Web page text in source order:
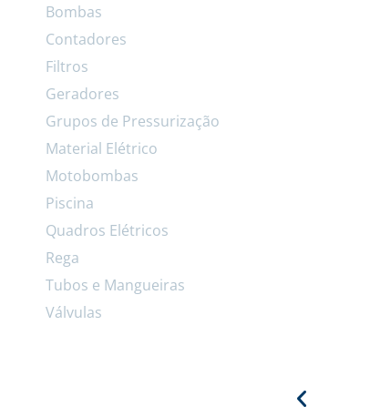
Bombas
Contadores
Filtros
Geradores
Grupos de Pressurização
Material Elétrico
Motobombas
Piscina
Quadros Elétricos
Rega
Tubos e Mangueiras
Válvulas